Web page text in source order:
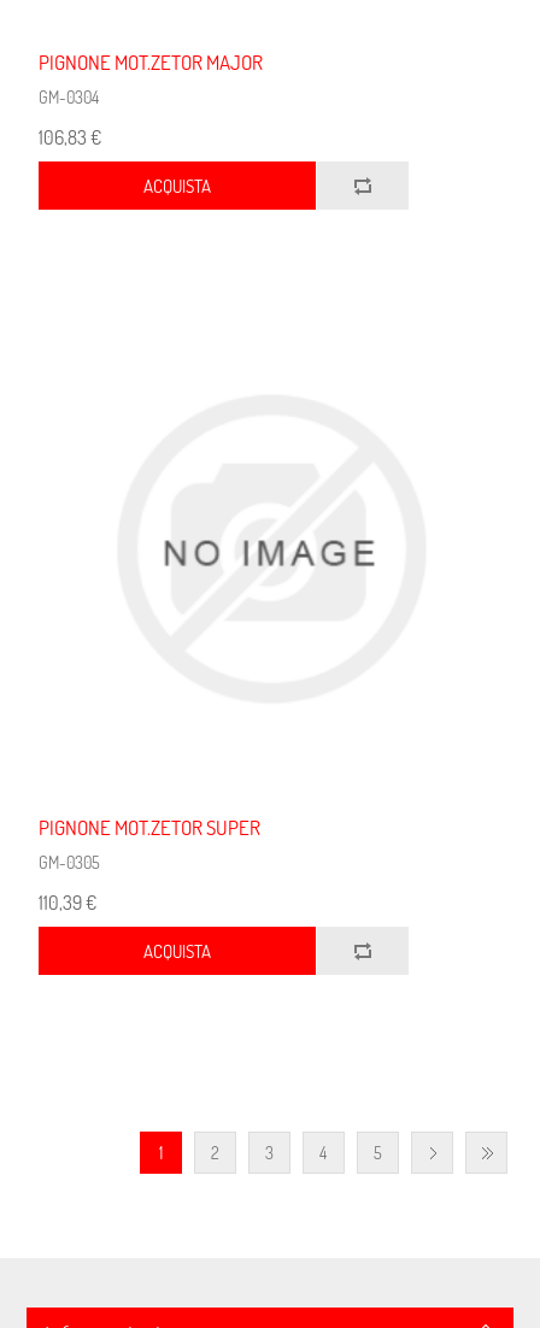
PIGNONE MOT.ZETOR MAJOR
GM-0304
106,83 €
ACQUISTA
PIGNONE MOT.ZETOR SUPER
GM-0305
110,39 €
ACQUISTA
1 2 3 4 5